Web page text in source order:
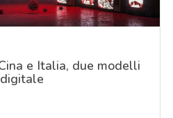
e Italia, due modelli